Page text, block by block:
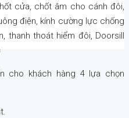
cửa, chốt âm cho cánh đôi,
điện, kính cường lực chống
thanh thoát hiểm đôi, Doorsill
cho khách hàng 4 lựa chọn